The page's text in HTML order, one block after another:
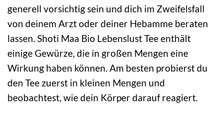
generell vorsichtig sein und dich im Zweifelsfall
von deinem Arzt oder deiner Hebamme beraten
lassen. Shoti Maa Bio Lebenslust Tee enthält
einige Gewürze, die in großen Mengen eine
Wirkung haben können. Am besten probierst du
den Tee zuerst in kleinen Mengen und
beobachtest, wie dein Körper darauf reagiert.